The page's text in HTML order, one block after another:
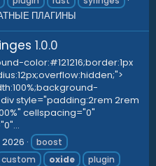
ПЛАГИНЫ
1.0.0
color:#121216;border:1px
style="padding:2rem 2rem
cellspacing="0"
boost
custom oxide
plugin